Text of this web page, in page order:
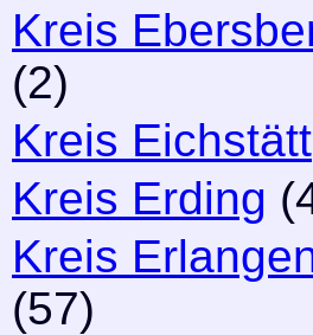
Kreis
(2)
Kreis Eichstätt
Kreis Erding
Kreis
(57)